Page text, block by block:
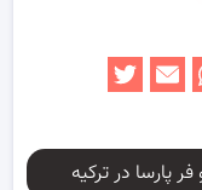
پارسا در ترکیه